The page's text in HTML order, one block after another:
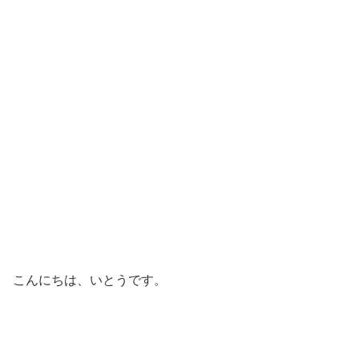
こんにちは、いとうです。